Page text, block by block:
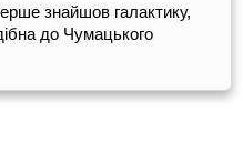
знайшов галактику,
до Чумацького